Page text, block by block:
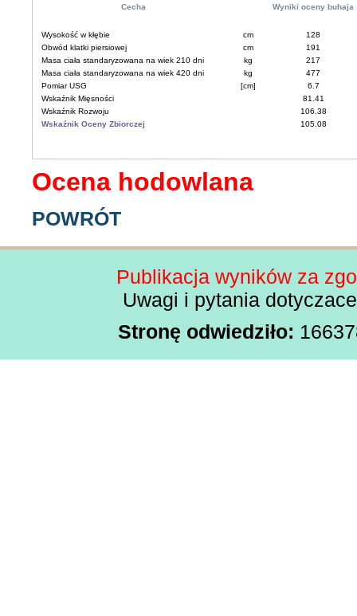
Cecha Wyniki oceny buhaja
Wysokość w kłębie cm
128
Obwód klatki piersiowej
cm
191
Masa ciała standaryzowana na wiek 210 dni
kg
217
Masa ciała standaryzowana na wiek 420 dni
kg
477
Pomiar USG
[cm]
6.7
Wskaźnik Mięsności
81.41
Wskaźnik Rozwoju
106.38
Wskaźnik Oceny Zbiorczej
105.08
Ocena hodowlana
POWRÓT
Publikacja wyników za
Uwagi i pytania
Stronę odwiedziło: